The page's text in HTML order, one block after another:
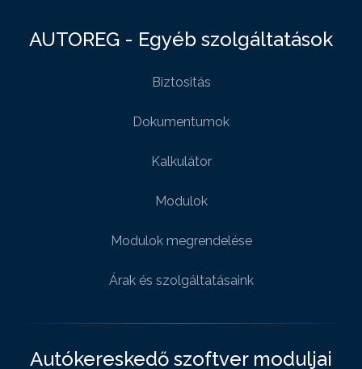
AUTOREG - Egyéb szolgáltatások
Biztositás
Dokumentumok
Kalkulátor
Modulok
Modulok megrendelése
Árak és szolgáltatásaink
Autókereskedő szoftver moduljai